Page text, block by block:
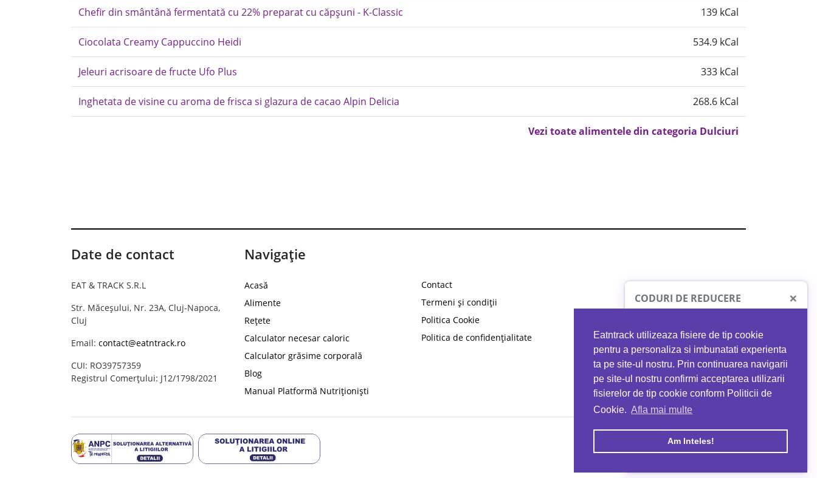
Eatntrack utilizeaza fisiere de tip cookie
pentru a personaliza si imbunatati experienta
ta pe site-ul nostru. Prin continuarea navigarii
pe site-ul nostru confirmi acceptarea utilizarii
fisierelor de tip cookie conform Politicii de
Cookie. Afla mai multe
Am Inteles!
Chefir din smântână fermentată cu 22% preparat cu căpșuni - K-Classic 139 kCal
Ciocolata Creamy Cappuccino Heidi 534.9 kCal
Jeleuri acrisoare de fructe Ufo Plus 333 kCal
Inghetata de visine cu aroma de frisca si glazura de cacao Alpin Delicia 268.6 kCal
Vezi toate alimentele din categoria Dulciuri
Date de contact
EAT & TRACK S.R.L
Str. Măceșului, Nr. 23A, Cluj-Napoca,
Cluj
Email: contact@eatntrack.ro
CUI: RO39757359
Registrul Comerțului: J12/1798/2021
Navigație
Acasă
Alimente
Rețete
Calculator necesar caloric
Calculator grăsime corporală
Blog
Manual Platformă Nutriționiști
Contact
Termeni și condiții
Politica Cookie
Politica de confidențialitate
CODURI DE REDUCERE ×
PROTO41
reducere la orice comandă
EATNTRACK
MYPROTEIN
Ai40%reducere la orice comandă
folosind codul EATTRACK